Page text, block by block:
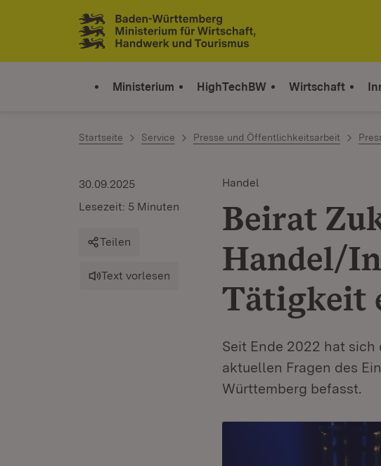
Zum Inhalt springen
Link zur Startseite
Ministerium HighTechBW Wirtschaft
Startseite Service Presse und Öffentlichkeitsarbeit
Handel
Beirat
Handel/
Tätigkeit
Seit Ende 2022 hat
aktuellen Fragen des
Württemberg befasst.
30.09.2025
Lesezeit: 5 Minuten
Teilen
Text vorlesen